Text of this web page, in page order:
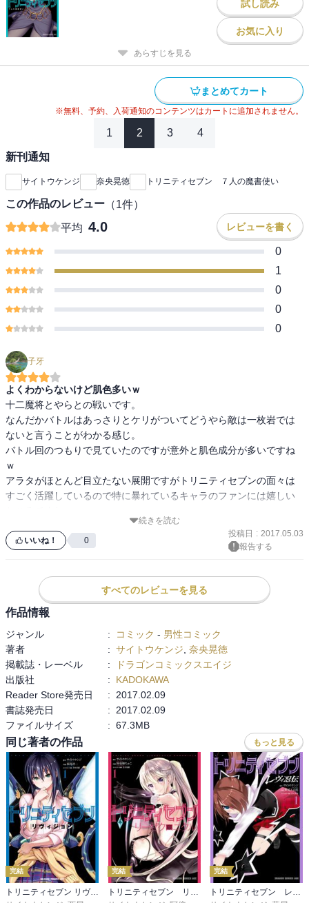
試し読み
お気に入り
あらすじを見る
まとめてカート
※無料、予約、入荷通知のコンテンツはカートに追加されません。
1 2 3 4
新刊通知
サイトウケンジ 奈央晃徳 トリニティセブン ７人の魔書使い
この作品のレビュー （1件）
平均 4.0 レビューを書く
0
1
0
0
0
子牙
よくわからないけど肌色多いｗ
十二魔将とやらとの戦いです。
なんだかバトルはあっさりとケリがついてどうやら敵は一枚岩では
ないと言うことがわかる感じ。
バトル回のつもりで見ていたのですが意外と肌色成分が多いですね
ｗ
アラタがほとんど目立たない展開ですがトリニティセブンの面々は
すごく活躍しているので特に暴れているキャラのファンには嬉しい
続きを読む
いいね！ 0
投稿日 : 2017.05.03
報告する
すべてのレビューを見る
作品情報
ジャンル : コミック - 男性コミック
著者
: サイトウケンジ 奈央晃徳
掲載誌・レーベル
:
ドラゴンコミックスエイジ
出版社
:
KADOKAWA
Reader Store発売日
:
2017.02.09
書誌発売日
:
2017.02.09
ファイルサイズ
: 67.3MB
同じ著者の作品 もっと見る
完結
トリニティセブン リヴィジョン
完結
トリニティセブン リーゼクロニクル
完結
トリニティセブン レヴィ忍伝